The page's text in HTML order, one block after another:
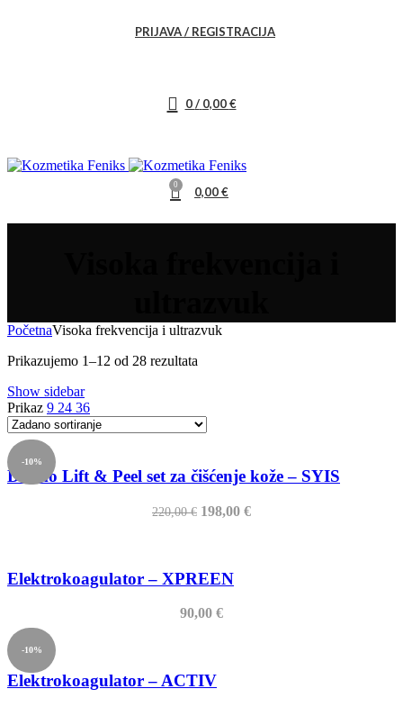
PRIJAVA / REGISTRACIJA
0/ 0,00€
0 0,00€
PočetnaVisoka frekvencija i ultrazvuk
Prikazujemo 1–12 od 28 rezultata
Show sidebar
Prikaz 9 24 36
-10%
Dermo Lift & Peel set za čišćenje kože – SYIS
220,00€ Izvorna
220,00 €.
198,00 €Trenutna
Elektrokoagulator – XPREEN
90,00 €
-10%
Elektrokoagulator – ACTIV